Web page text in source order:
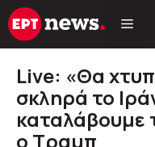
Μετάβαση
σε
Live: «Θα
σκληρά το
καταλάβουμε
ο Τραμπ